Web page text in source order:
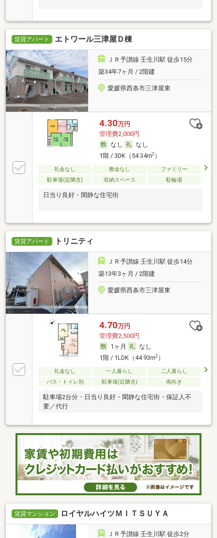
賃貸アパート エトワール三津屋Ｄ棟
ＪＲ予讃線 壬生川駅 徒歩15分
築34年7ヶ月 / 2階建
愛媛県西条市三津屋東
4.30万円
管理費2,000円
なし
なし
1階 / 3DK（54.34m2）
礼金なし 敷金なし
ファミリー
駐車場(近隣含)
収納スペース 駐輪場
日当り良好・閑静な住宅街
賃貸アパート トリニティ
ＪＲ予讃線 壬生川駅 徒歩14分
築13年3ヶ月 / 2階建
愛媛県西条市三津屋東
4.70万円
管理費2,500円
1ヶ月
なし
1階 / 1LDK（44.93m2）
礼金なし 一人暮らし
二人暮らし
バス・トイレ別
駐車場(近隣含) 南向き
駐車場2台分・日当り良好・閑静な住宅街・保証人不
要／代行
賃貸マンション ロイヤルハイツＭＩＴＳＵＹＡ
ＪＲ予讃線 壬生川駅 徒歩2分